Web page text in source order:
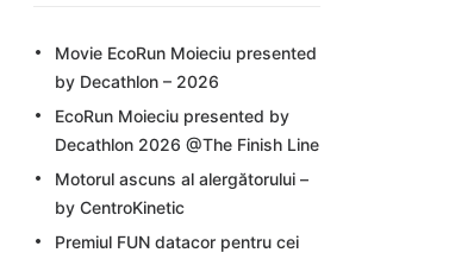
Movie EcoRun Moieciu presented
by Decathlon – 2026
EcoRun Moieciu presented by
Decathlon 2026 @The Finish Line
Motorul ascuns al alergătorului –
by CentroKinetic
Premiul FUN datacor pentru cei